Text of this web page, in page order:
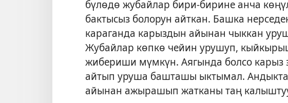
бүлөдө жубайлар бири-бирине анча
бактысыз болорун айткан. Башка
караганда карыздын айынан чыккан
Жубайлар көпкө чейин урушуп,
жибериши мүмкүн. Аягында болсо карыз
айтып уруша башташы ыктымал.
айынан ажырашып жатканы таң